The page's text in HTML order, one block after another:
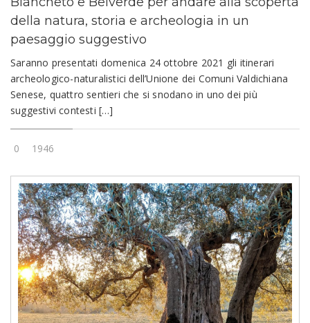
della natura, storia e archeologia in un
paesaggio suggestivo
Saranno presentati domenica 24 ottobre 2021 gli itinerari
archeologico-naturalistici dell’Unione dei Comuni Valdichiana
Senese, quattro sentieri che si snodano in uno dei più
suggestivi contesti […]
0 1946